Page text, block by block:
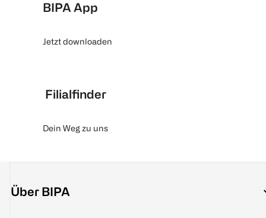
BIPA App
Jetzt downloaden
Filialfinder
Dein Weg zu uns
Über BIPA